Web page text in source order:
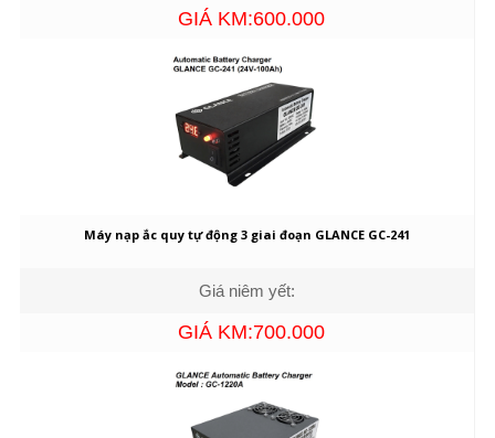
GIÁ KM:600.000
Máy nạp ắc quy tự động 3 giai đoạn GLANCE GC-241
Giá niêm yết:
GIÁ KM:700.000